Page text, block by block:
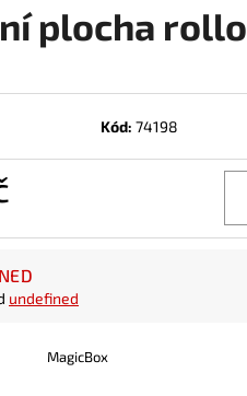
plocha rollo
Kód: 74198
undefined
MagicBox